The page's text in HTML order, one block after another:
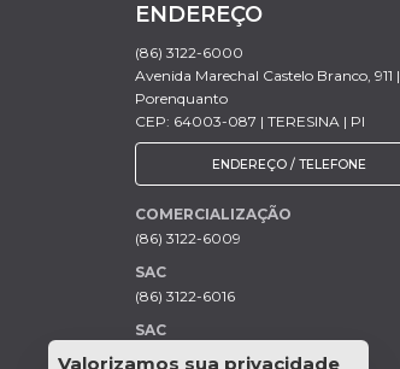
ENDEREÇO
(86) 3122-6000
Avenida Marechal Castelo Branco, 911 |
Porenquanto
CEP: 64003-087 | TERESINA | PI
ENDEREÇO / TELEFONE
COMERCIALIZAÇÃO
(86) 3122-6009
SAC
(86) 3122-6016
SAC
Valorizamos sua privacidade